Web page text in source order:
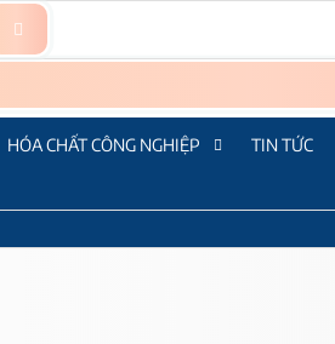
HÓA CHẤT CÔNG NGHIỆP TIN TỨC